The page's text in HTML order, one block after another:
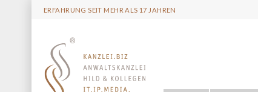
ERFAHRUNG SEIT MEHR ALS 17 JAHREN